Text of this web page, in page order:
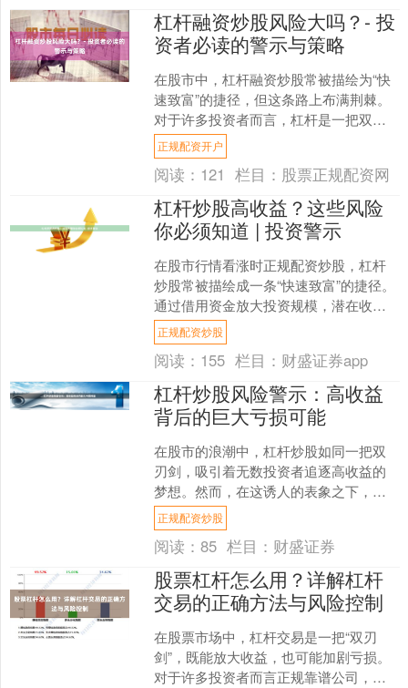
杠杆融资炒股风险大吗？- 投
资者必读的警示与策略
在股市中，杠杆融资炒股常被描绘为“快
速致富”的捷径，但这条路上布满荆棘。
对于许多投资者而言，杠杆是一把双刃
剑：它能放大收益，也能加速亏损。那
么，杠杆融资炒股究竟....
正规配资开户
阅读： 121 栏目： 股票正规配资网
杠杆炒股高收益？这些风险
你必须知道 | 投资警示
在股市行情看涨时正规配资炒股，杠杆
炒股常被描绘成一条“快速致富”的捷径。
通过借用资金放大投资规模，潜在收益
的确可能成倍增加。然而，高收益的背
后往往伴随着高风险，....
正规配资炒股
阅读： 155 栏目： 财盛证券app
杠杆炒股风险警示：高收益
背后的巨大亏损可能
在股市的浪潮中，杠杆炒股如同一把双
刃剑，吸引着无数投资者追逐高收益的
梦想。然而，在这诱人的表象之下，隐
藏着巨大的风险与亏损可能。本文将深
入探讨杠杆炒股的本质，揭....
正规配资炒股
阅读：85 栏目： 财盛证券
股票杠杆怎么用？详解杠杆
交易的正确方法与风险控制
在股票市场中，杠杆交易是一把“双刃
剑”，既能放大收益，也可能加剧亏损。
对于许多投资者而言正规靠谱公司，正